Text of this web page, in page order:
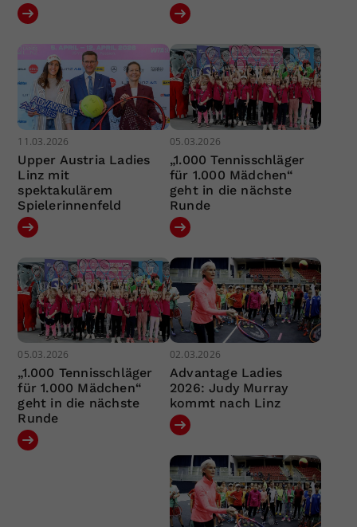
11.03.2026
Upper Austria Ladies
Linz mit
spektakulärem
Spielerinnenfeld
05.03.2026
„1.000 Tennisschläger
für 1.000 Mädchen“
geht in die nächste
Runde
05.03.2026
„1.000 Tennisschläger
für 1.000 Mädchen“
geht in die nächste
Runde
02.03.2026
Advantage Ladies
2026: Judy Murray
kommt nach Linz